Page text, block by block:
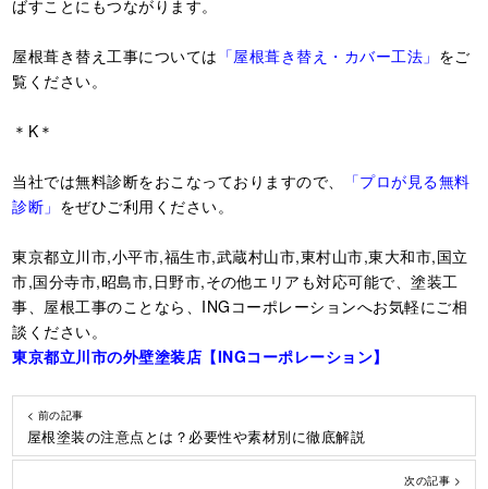
ばすことにもつながります。
屋根葺き替え工事については 「屋根葺き替え・カバー工法」 をご
覧ください。
＊K＊
当社では無料診断をおこなっておりますので、
「プロが見る無料
診断」 をぜひご利用ください。
東京都立川市,小平市,福生市,武蔵村山市,東村山市,東大和市,国立
市,国分寺市,昭島市,日野市,その他エリアも対応可能で、塗装工
事、屋根工事のことなら、INGコーポレーションへお気軽にご相
談ください。
東京都立川市の外壁塗装店【INGコーポレーション】
< 前の記事
屋根塗装の注意点とは？必要性や素材別に徹底解説
次の記事 >